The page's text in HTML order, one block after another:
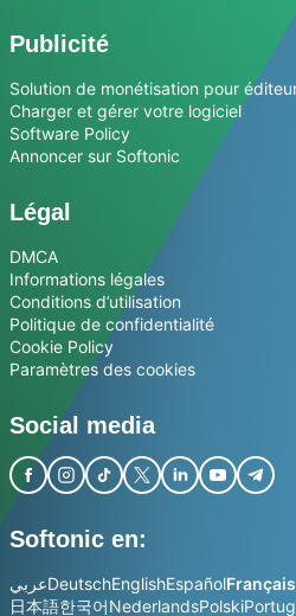
Publicité
Solution de monétisation pour
Charger et gérer votre logiciel
Software Policy
Annoncer sur Softonic
Légal
DMCA
Informations légales
Conditions d’utilisation
Politique de confidentialité
Cookie Policy
Paramètres des cookies
Social media
Softonic en:
عربيDeutschEnglishEspañolFrançais
日本語한국어NederlandsPolski